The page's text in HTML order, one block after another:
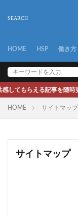
HOME HSP 働き方
らえる記事を随時更新し
HOME サイトマップ
サイトマップ